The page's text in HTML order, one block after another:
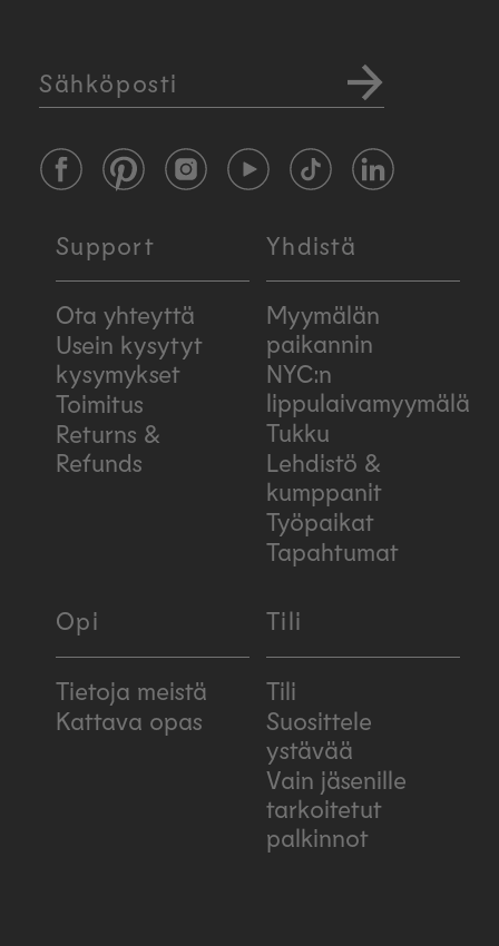
Sähköposti
FacebookPinterestInstagramYouTubeTikTokLinkedIn
Support
Ota yhteyttä
Usein kysytyt
kysymykset
Toimitus
Returns &
Refunds
Yhdistä
Myymälän
paikannin
NYC:n
lippulaivamyymälä
Tukku
Lehdistö &
kumppanit
Työpaikat
Tapahtumat
Opi
Tietoja meistä
Kattava opas
Tili
Tili
Suosittele
ystävää
Vain jäsenille
tarkoitetut
palkinnot